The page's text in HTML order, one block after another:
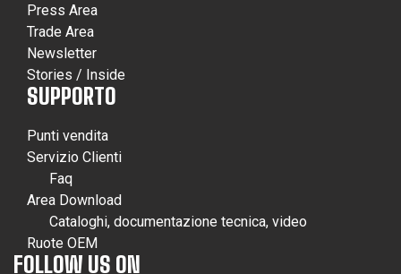
Press Area
Trade Area
Newsletter
Stories / Inside
SUPPORTO
Punti vendita
Servizio Clienti
Faq
Area Download
Cataloghi, documentazione tecnica, video
Ruote OEM
FOLLOW US ON